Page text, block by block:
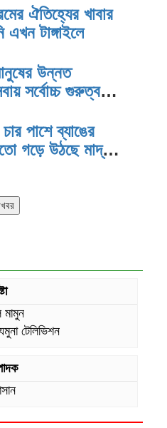
ঐতিহ্যের খাবার
এখন টাঙ্গাইলে
উন্নত
সর্বোচ্চ গুরুত্ব
পাশে ব্যাঙের
গড়ে উঠছে মাদ্রাসা
টেলিভিশন